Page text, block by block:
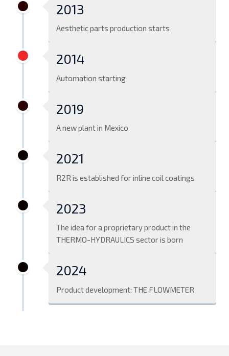
2013
Aesthetic parts production starts
2014
Automation starting
2019
A new plant in Mexico
2021
R2R is established for inline coil coatings
2023
The idea for a proprietary product in the
THERMO-HYDRAULICS sector is born
2024
Product development: THE FLOWMETER